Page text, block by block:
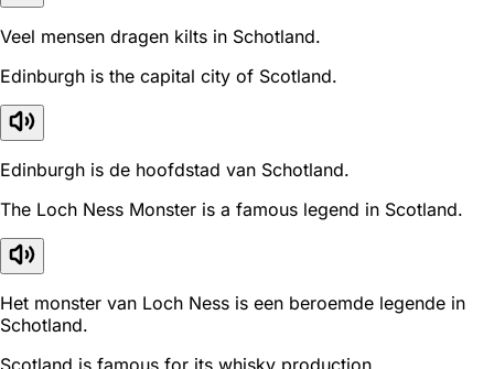
Veel mensen dragen kilts in Schotland.
Edinburgh is the capital city of Scotland.
Edinburgh is de hoofdstad van Schotland.
The Loch Ness Monster is a famous legend in Scotland.
Het monster van Loch Ness is een beroemde legende in
Schotland.